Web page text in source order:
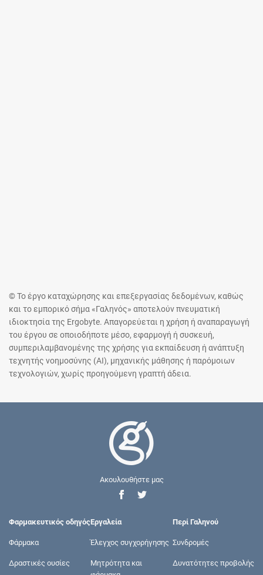
© Το έργο καταχώρησης και επεξεργασίας δεδομένων, καθώς
και το εμπορικό σήμα «Γαληνός» αποτελούν πνευματική
ιδιοκτησία της Ergobyte. Απαγορεύεται η χρήση ή αναπαραγωγή
του έργου σε οποιοδήποτε μέσο, εφαρμογή ή συσκευή,
συμπεριλαμβανομένης της χρήσης για εκπαίδευση ή ανάπτυξη
τεχνητής νοημοσύνης (AI), μηχανικής μάθησης ή παρόμοιων
τεχνολογιών, χωρίς προηγούμενη γραπτή άδεια.
Ακουλουθήστε μας
Φαρμακευτικός οδηγός
Φάρμακα
Δραστικές ουσίες
Εργαλεία
Έλεγχος συγχορήγησης
Μητρότητα και
Περί Γαληνού
Συνδρομές
Δυνατότητες προβολής